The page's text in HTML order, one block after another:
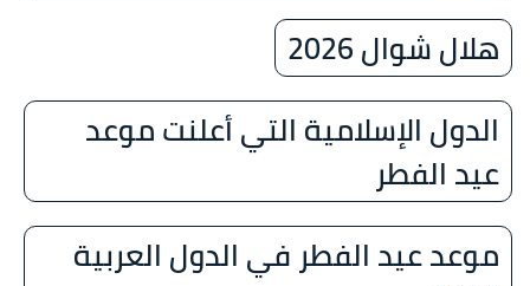
هلال شوال 2026
الدول الإسلامية التي أعلنت موعد
عيد الفطر
موعد عيد الفطر في الدول العربية